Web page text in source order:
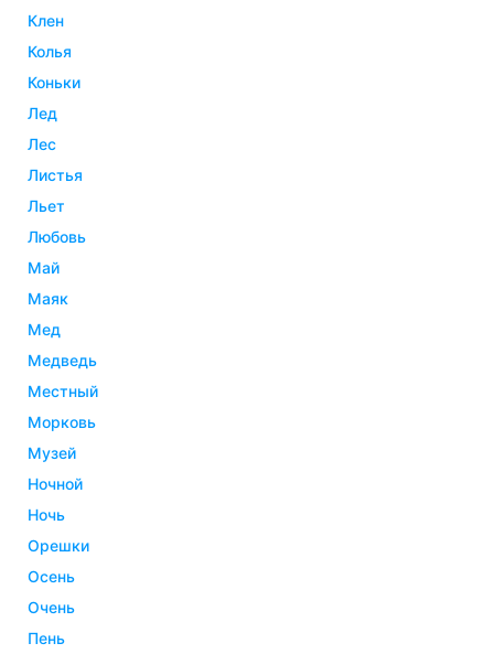
клен
колья
коньки
лед
лес
листья
льет
любовь
май
маяк
мед
медведь
местный
морковь
музей
ночной
ночь
орешки
осень
очень
пень